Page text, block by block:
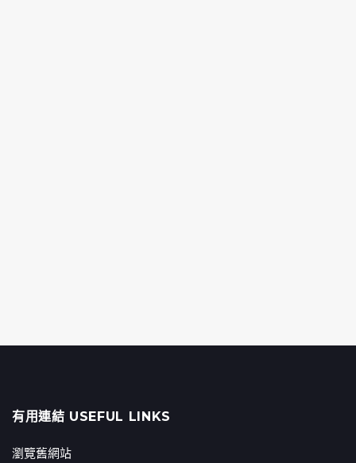
有用連結 USEFUL LINKS
瀏覽舊網站